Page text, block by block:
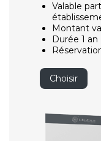
Valable
Montant
Durée 1 an
Choisir